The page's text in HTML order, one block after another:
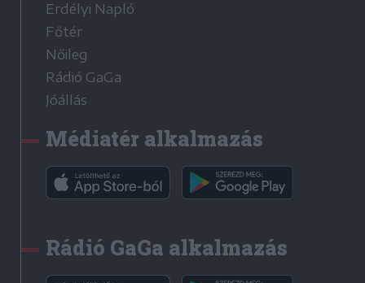
Erdélyi Napló
Főtér
Nőileg
Rádió GaGa
Jóállás
Médiatér alkalmazás
Rádió GaGa alkalmazás